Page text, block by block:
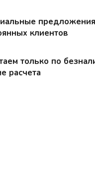
клиентов
только по
расчета